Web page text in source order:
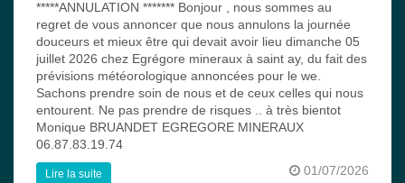
*****ANNULATION ******* Bonjour , nous sommes au
regret de vous annoncer que nous annulons la journée
douceurs et mieux être qui devait avoir lieu dimanche 05
juillet 2026 chez Egrégore mineraux à saint ay, du fait des
prévisions météorologique annoncées pour le we.
Sachons prendre soin de nous et de ceux celles qui nous
entourent. Ne pas prendre de risques .. à très bientot
Monique BRUANDET EGREGORE MINERAUX
06.87.83.19.74
01/07/2026
Lire la suite